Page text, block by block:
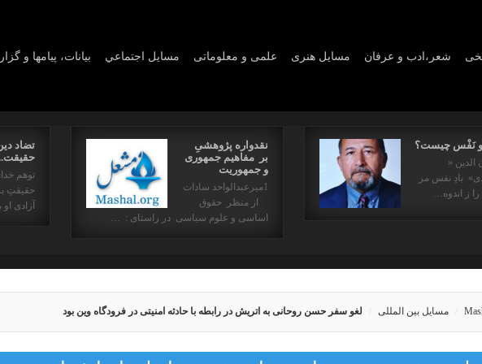
بیانات، پیامها و مسايل اجتماعي علمی و معلوماتی مسايل هنری شعر،ادب و عرفان
تضاد
توهم
حقیقتِ
آزادی
نقدواره پژوهشیِ
بر مفاهیم جمهوری
و جمهوریت
1میرعبدالواحد سادات
از منظر حقوق
اساسی و علوم سیاسی در راستای : …
و نَفْس چیست؟
الدین «
بادِ نفس مر
را ز اندوه…
مسایل بین المللی لغو سفر حسن روحانی به اتریش در رابطه با حادثه امنیتی در فرودگاه وین بود‎